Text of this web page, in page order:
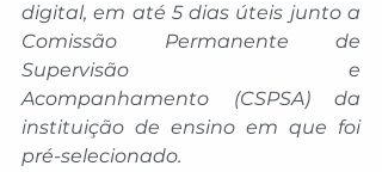
digital, em até 5 dias úteis junto a
Comissão Permanente de
Supervisão e
Acompanhamento (CSPSA) da
instituição de ensino em que foi
pré-selecionado.